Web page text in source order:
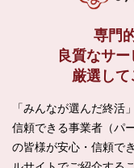
専門
良質なサ
厳選して
「みんなが選んだ終活
信頼できる事業者（パ
の皆様が安心・信頼で